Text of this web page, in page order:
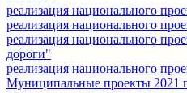
реализация национального
реализация национального
реализация национального
дороги"
реализация национального
Муниципальные проекты 2021